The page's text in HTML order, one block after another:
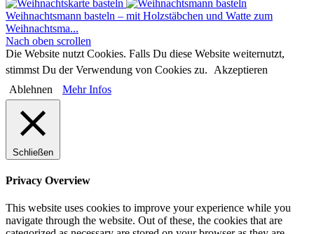
Weihnachtsmann basteln – mit Holzstäbchen und Watte zum
Weihnachtsma...
Nach oben scrollen
Die Website nutzt Cookies. Falls Du diese Website weiternutzt,
stimmst Du der Verwendung von Cookies zu.
Akzeptieren
Ablehnen
Mehr Infos
Schließen
Privacy Overview
This website uses cookies to improve your experience while you
navigate through the website. Out of these, the cookies that are